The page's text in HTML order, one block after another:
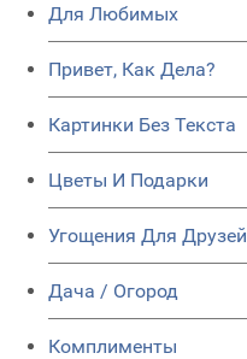
Для Любимых
Привет, Как Дела?
Картинки Без Текста
Цветы И Подарки
Угощения Для Друзей
Дача / Огород
Комплименты